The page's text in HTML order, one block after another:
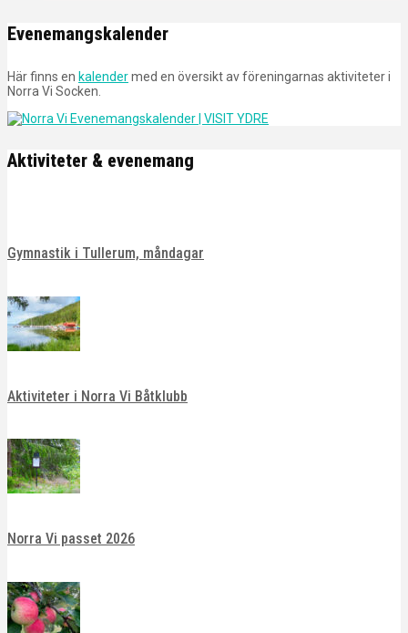
Evenemangskalender
Här finns en kalendermed en översikt av föreningarnas aktiviteter i
Norra Vi Socken.
Aktiviteter & evenemang
Gymnastik i Tullerum, måndagar
Aktiviteter i Norra Vi Båtklubb
Norra Vi passet 2026